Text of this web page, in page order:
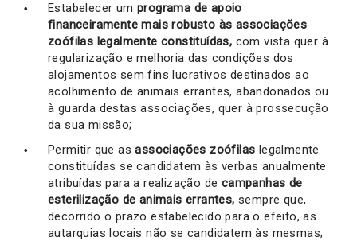
Estabelecer um programa de apoio
financeiramente mais robusto às associações
zoófilas legalmente constituídas, com vista quer à
regularização e melhoria das condições dos
alojamentos sem fins lucrativos destinados ao
acolhimento de animais errantes, abandonados ou
à guarda destas associações, quer à prossecução
da sua missão;
Permitir que as associações zoófilas legalmente
constituídas se candidatem às verbas anualmente
atribuídas para a realização de campanhas de
esterilização de animais errantes, sempre que,
decorrido o prazo estabelecido para o efeito, as
autarquias locais não se candidatem às mesmas;